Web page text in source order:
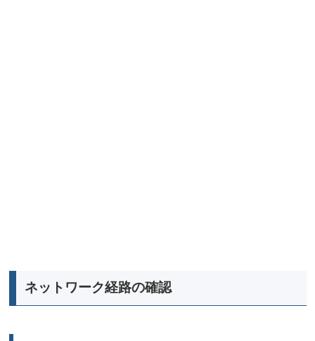
ネットワーク経路の確認